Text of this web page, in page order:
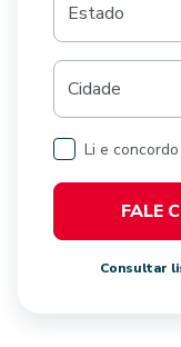
Estado
Cidade
Li e
FALE
Consultar